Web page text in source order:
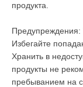
продукта.
Предупреждения:
Избегайте
Хранить в
продукты не
пребыванием на